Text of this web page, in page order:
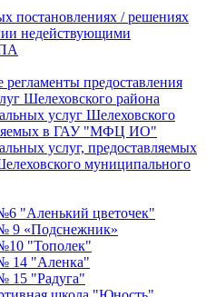
постановлениях / решениях
недействующими
предоставления
Шелеховского района
услуг Шелеховского
в ГАУ "МФЦ ИО"
услуг, предоставляемых
муниципального
"Аленький цветочек"
9 «Подснежник»
"Тополек"
14 "Аленка"
15 "Радуга"